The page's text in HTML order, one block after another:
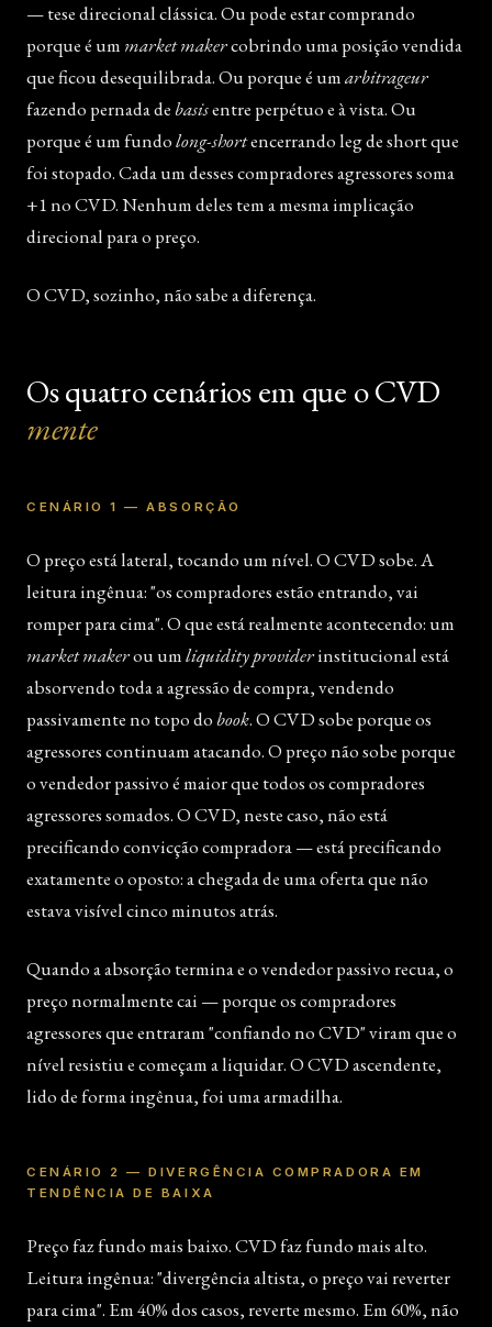
— tese direcional clássica. Ou pode estar comprando
porque é um market makercobrindo uma posição vendida
que ficou desequilibrada. Ou porque é umarbitrageur
fazendo pernada de basisentre perpétuo e à vista. Ou
porque é um fundolong-shortencerrando leg de short que
foi stopado. Cada um desses compradores agressores soma
+1 no CVD. Nenhum deles tem a mesma implicação
direcional para o preço.
O CVD, sozinho, não sabe a diferença.
Os quatro cenários em que o CVD
mente
CENÁRIO 1 — ABSORÇÃO
O preço está lateral, tocando um nível. O CVD sobe. A
leitura ingênua: "os compradores estão entrando, vai
romper para cima". O que está realmente acontecendo: um
market makerou umliquidity providerinstitucional está
absorvendo toda a agressão de compra, vendendo
passivamente no topo do book. O CVD sobe porque os
agressores continuam atacando. O preço não sobe porque
o vendedor passivo é maior que todos os compradores
agressores somados. O CVD, neste caso, não está
precificando convicção compradora — está precificando
exatamente o oposto: a chegada de uma oferta que não
estava visível cinco minutos atrás.
Quando a absorção termina e o vendedor passivo recua, o
preço normalmente cai — porque os compradores
agressores que entraram "confiando no CVD" viram que o
nível resistiu e começam a liquidar. O CVD ascendente,
lido de forma ingênua, foi uma armadilha.
CENÁRIO 2 — DIVERGÊNCIA COMPRADORA EM
TENDÊNCIA DE BAIXA
Preço faz fundo mais baixo. CVD faz fundo mais alto.
Leitura ingênua: "divergência altista, o preço vai reverter
para cima". Em 40% dos casos, reverte mesmo. Em 60%, não